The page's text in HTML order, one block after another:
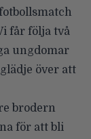
får följa två
ungdomar
över att
brodern
för att bli